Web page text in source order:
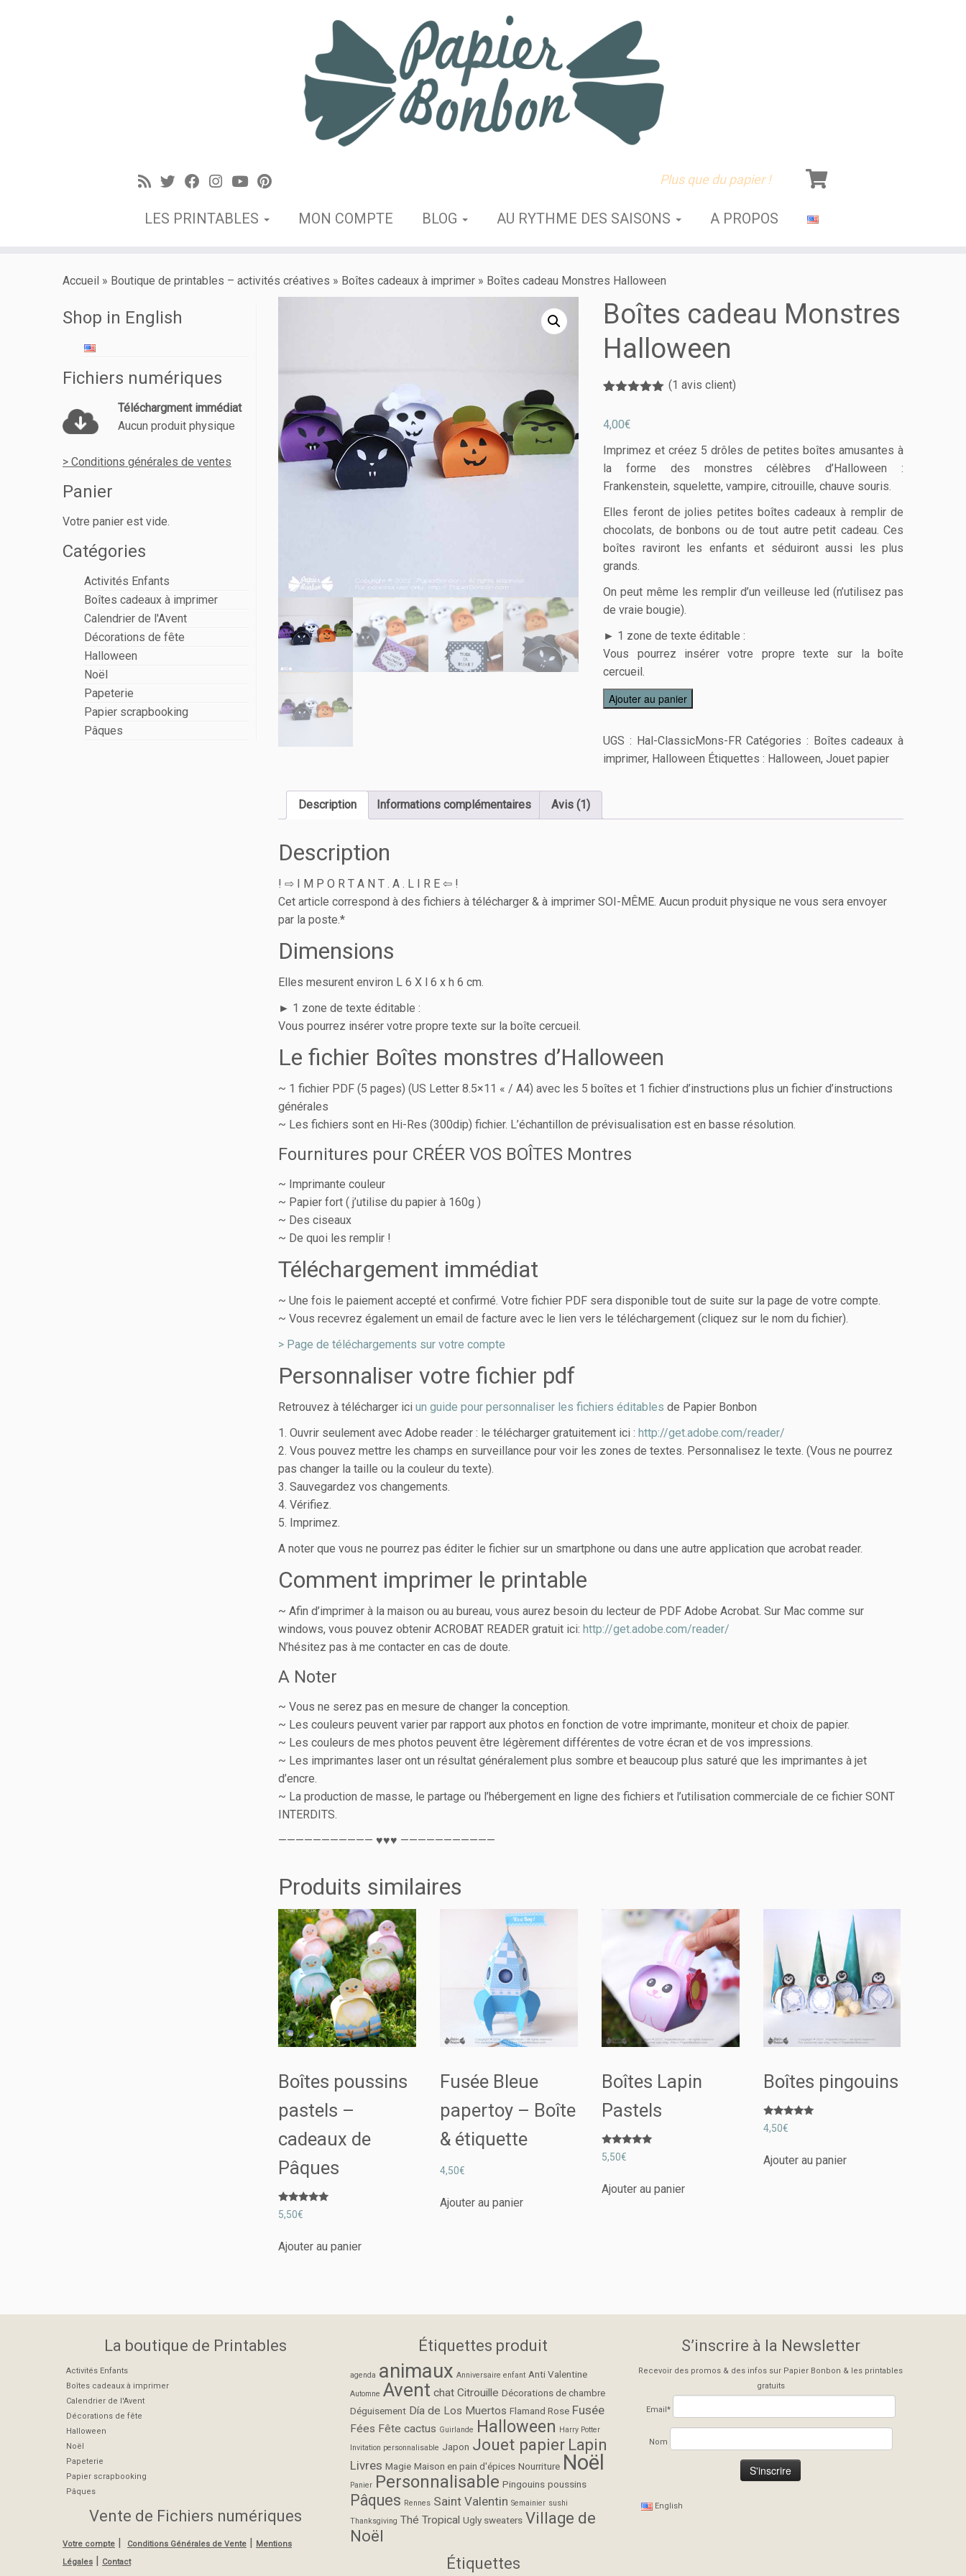
Plus que du papier !
LES PRINTABLES MON COMPTE BLOG AU RYTHME DES SAISONS A PROPOS
Accueil » Boutique de printables – activités créatives » Boîtes cadeaux à imprimer » Boîtes cadeau Monstres Halloween
Shop in English
Fichiers numériques
Téléchargment immédiat
Aucun produit physique
> Conditions générales de ventes
Panier
Votre panier est vide.
Catégories
Activités Enfants
Boîtes cadeaux à imprimer
Calendrier de l'Avent
Décorations de fête
Halloween
Noël
Papeterie
Papier scrapbooking
Pâques
Boîtes cadeau Monstres
Halloween
basé sur
client
(1 avis client)
4,00€
Imprimez et créez 5 drôles de petites boîtes amusantes à
la forme des monstres célèbres d’Halloween :
Frankenstein, squelette, vampire, citrouille, chauve souris.
Elles feront de jolies petites boîtes cadeaux à remplir de
chocolats, de bonbons ou de tout autre petit cadeau. Ces
boîtes raviront les enfants et séduiront aussi les plus
grands.
On peut même les remplir d’un veilleuse led (n’utilisez pas
de vraie bougie).
► 1 zone de texte éditable :
Vous pourrez insérer votre propre texte sur la boîte
cercueil.
Ajouter au panier
UGS : Hal-ClassicMons-FR Catégories : Boîtes cadeaux à
imprimer, Halloween Étiquettes : Halloween,Jouet papier
Description Informations complémentaires Avis (1)
Description
! ⇨ I M P O R T A N T . A . L I R E ⇦ !
Cet article correspond à des fichiers à télécharger & à imprimer SOI-MÊME. Aucun produit physique ne vous sera envoyer
par la poste.*
Dimensions
Elles mesurent environ L 6 X l 6 x h 6 cm.
► 1 zone de texte éditable :
Vous pourrez insérer votre propre texte sur la boîte cercueil.
Le fichier Boîtes monstres d’Halloween
~ 1 fichier PDF (5 pages) (US Letter 8.5×11 « / A4) avec les 5 boîtes et 1 fichier d’instructions plus un fichier d’instructions
générales
~ Les fichiers sont en Hi-Res (300dip) fichier. L’échantillon de prévisualisation est en basse résolution.
Fournitures pour CRÉER VOS BOÎTES Montres
~ Imprimante couleur
~ Papier fort ( j’utilise du papier à 160g )
~ Des ciseaux
~ De quoi les remplir !
Téléchargement immédiat
~ Une fois le paiement accepté et confirmé. Votre fichier PDF sera disponible tout de suite sur la page de votre compte.
~ Vous recevrez également un email de facture avec le lien vers le téléchargement (cliquez sur le nom du fichier).
> Page de téléchargements sur votre compte
Personnaliser votre fichier pdf
Retrouvez à télécharger ici un guide pour personnaliser les fichiers éditables de Papier Bonbon
1. Ouvrir seulement avec Adobe reader : le télécharger gratuitement ici : http://get.adobe.com/reader/
2. Vous pouvez mettre les champs en surveillance pour voir les zones de textes. Personnalisez le texte. (Vous ne pourrez
pas changer la taille ou la couleur du texte).
3. Sauvegardez vos changements.
4. Vérifiez.
5. Imprimez.
A noter que vous ne pourrez pas éditer le fichier sur un smartphone ou dans une autre application que acrobat reader.
Comment imprimer le printable
~ Afin d’imprimer à la maison ou au bureau, vous aurez besoin du lecteur de PDF Adobe Acrobat. Sur Mac comme sur
windows, vous pouvez obtenir ACROBAT READER gratuit ici: http://get.adobe.com/reader/
N’hésitez pas à me contacter en cas de doute.
A Noter
~ Vous ne serez pas en mesure de changer la conception.
~ Les couleurs peuvent varier par rapport aux photos en fonction de votre imprimante, moniteur et choix de papier.
~ Les couleurs de mes photos peuvent être légèrement différentes de votre écran et de vos impressions.
~ Les imprimantes laser ont un résultat généralement plus sombre et beaucoup plus saturé que les imprimantes à jet
d’encre.
~ La production de masse, le partage ou l’hébergement en ligne des fichiers et l’utilisation commerciale de ce fichier SONT
INTERDITS.
——————————— ♥♥♥ ———————————
Produits similaires
Boîtes poussins
pastels –
cadeaux de
Pâques
Note
5.00
5,50€
Ajouter au panier
Fusée Bleue
papertoy – Boîte
& étiquette
4,50€
Ajouter au panier
Boîtes Lapin
Pastels
Note
5.00
5,50€
Ajouter au panier
Boîtes pingouins
Note
5.00
4,50€
Ajouter au panier
La boutique de Printables
Activités Enfants
Boîtes cadeaux à imprimer
Calendrier de l'Avent
Décorations de fête
Halloween
Noël
Papeterie
Papier scrapbooking
Pâques
Vente de Fichiers numériques
Votre compte Conditions Générales de Vente
Mentions
Légales
Contact
Étiquettes produit
agenda animaux Anniversaire enfant Anti Valentine
Automne Avent chat Citrouille Décorations de chambre
Déguisement Día de Los Muertos Flamand Rose Fusée
Fées Fête cactus Guirlande Halloween
Harry Potter
Invitation personnalisable Japon Jouet papier Lapin
Livres Magie Maison en pain d'épices Nourriture Noël
Panier Personnalisable Pingouins poussins
Pâques Rennes Saint Valentin Semainier sushi
Thanksgiving Thé Tropical Ugly sweaters Village de
Noël
Étiquettes
S’inscrire à la Newsletter
Recevoir des promos & des infos sur Papier Bonbon & les printables
gratuits
Email*
Nom
English